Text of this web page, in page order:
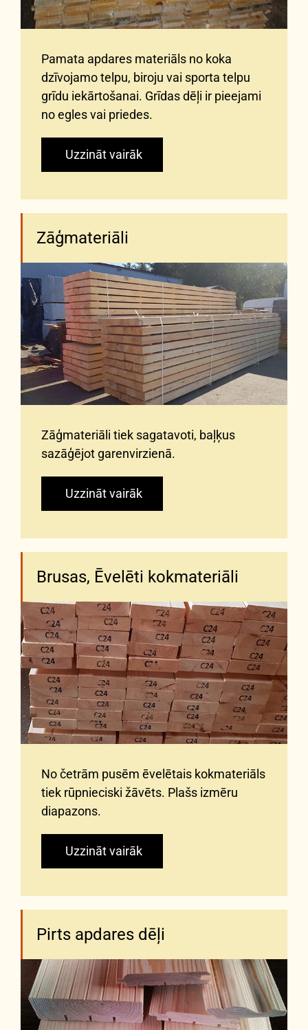
Pamata apdares materiāls no koka
dzīvojamo telpu, biroju vai sporta telpu
grīdu iekārtošanai. Grīdas dēļi ir pieejami
no egles vai priedes.
Uzzināt vairāk
Zāģmateriāli
Zāģmateriāli tiek sagatavoti, baļķus
sazāģējot garenvirzienā.
Uzzināt vairāk
Brusas, Ēvelēti kokmateriāli
No četrām pusēm ēvelētais kokmateriāls
tiek rūpnieciski žāvēts. Plašs izmēru
diapazons.
Uzzināt vairāk
Pirts apdares dēļi